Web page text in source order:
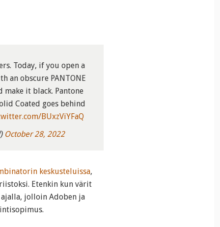
Today, if you open a
an obscure PANTONE
it black. Pantone
Coated goes behind
BUxzViYFaQ
October 28, 2022
keskusteluissa,
Etenkin kun värit
jolloin Adoben ja